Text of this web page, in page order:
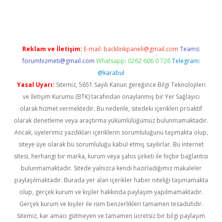
Reklam ve İletişim: E-mail: backlinkpaneli@gmail.com Teams:
forumhizmeti@gmail.com Whatsapp: 0262 606 0 726 Telegram:
@karabul
Yasal Uyarı: Sitemiz, 5651 Sayılı Kanun gereğince Bilgi Teknolojileri
ve İletişim Kurumu (BTK) tarafından onaylanmış bir Yer Sağlayıcı
olarak hizmet vermektedir. Bu nedenle, sitedeki içerikleri proaktif
olarak denetleme veya araştırma yükümlülüğümüz bulunmamaktadır.
Ancak, üyelerimiz yazdıkları içeriklerin sorumluluğunu taşımakta olup,
siteye üye olarak bu sorumluluğu kabul etmiş sayılırlar. Bu internet
sitesi, herhangi bir marka, kurum veya şahıs şirketi ile hiçbir bağlantısı
bulunmamaktadır. Sitede yalnızca kendi hazırladığımız makaleler
paylaşılmaktadır. Burada yer alan içerikler haber niteliği taşımamakta
olup, gerçek kurum ve kişiler hakkında paylaşım yapılmamaktadır.
Gerçek kurum ve kişiler ile isim benzerlikleri tamamen tesadüfidir.
Sitemiz, kar amacı gütmeyen ve tamamen ücretsiz bir bilgi paylaşım